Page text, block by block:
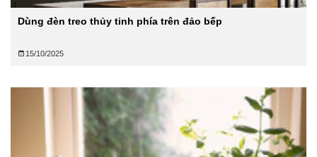
Dùng đèn treo thủy tinh phía trên đảo bếp
15/10/2025